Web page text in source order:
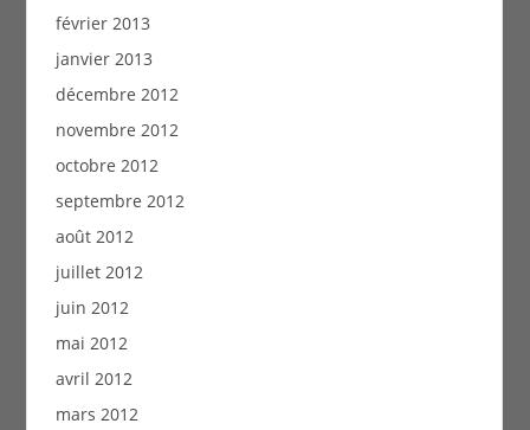
février 2013
janvier 2013
décembre 2012
novembre 2012
octobre 2012
septembre 2012
août 2012
juillet 2012
juin 2012
mai 2012
avril 2012
mars 2012